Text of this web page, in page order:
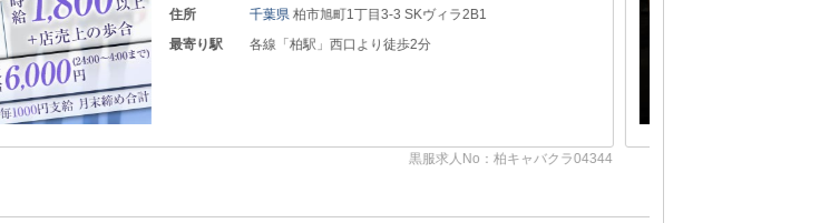
最寄り駅
各線「柏駅」より徒歩8分
黒服求人No：柏キャバクラ115416